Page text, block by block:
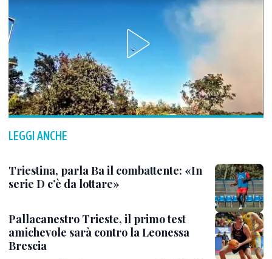
LEGGI ANCHE
Triestina, parla Ba il combattente: «In
serie D c’è da lottare»
Pallacanestro Trieste, il primo test
amichevole sarà contro la Leonessa
Brescia